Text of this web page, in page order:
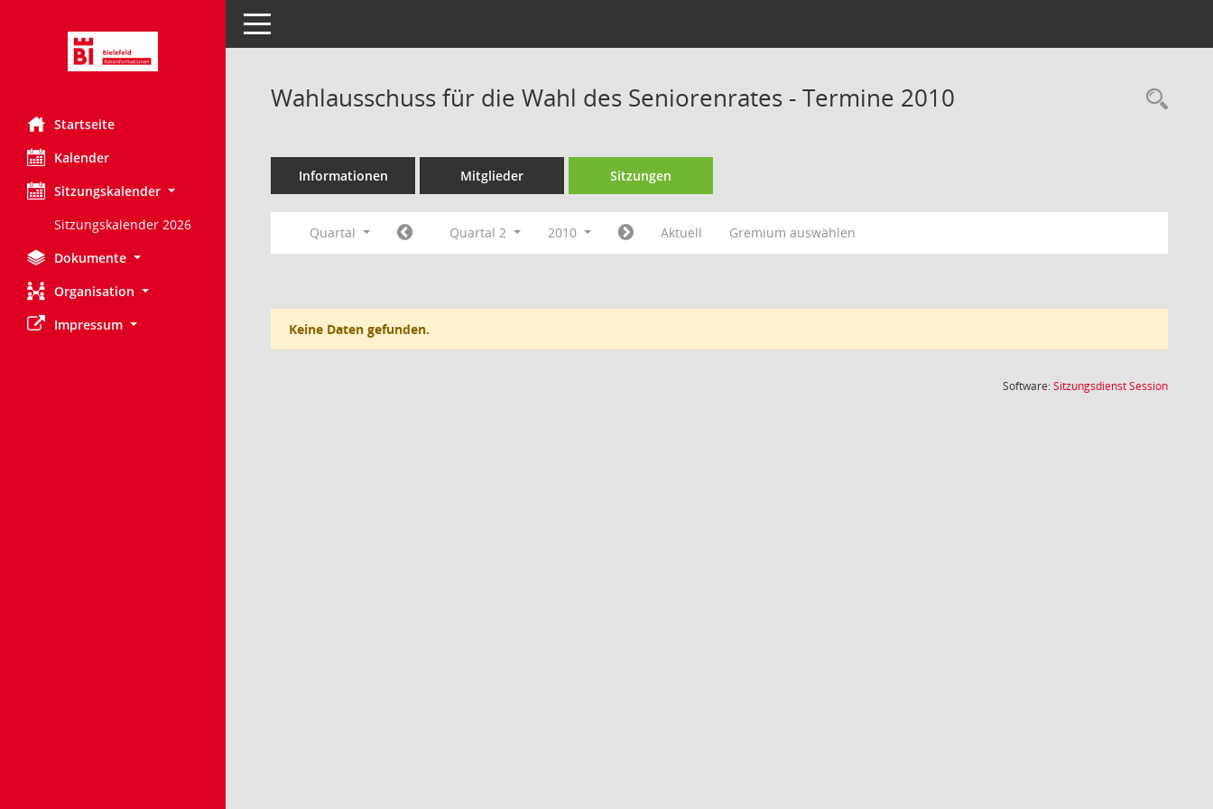
Startseite
Kalender
Sitzungskalender
Sitzungskalender 2026
Dokumente
Organisation
Impressum
Toggle navigation
Wahlausschuss für die Wahl des Seniorenrates - Termine 2010
Informationen Mitglieder Sitzungen
Quartal Quartal 2 2010 Aktuell Gremium auswählen
Keine Daten gefunden.
Software:SitzungsdienstSession(Wird in